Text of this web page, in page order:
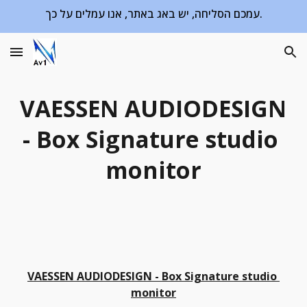
עמכם הסליחה, יש באג באתר, אנו עמלים על כך.
VAESSEN AUDIODESIGN
- Box Signature studio
monitor
VAESSEN AUDIODESIGN - Box Signature studio
monitor